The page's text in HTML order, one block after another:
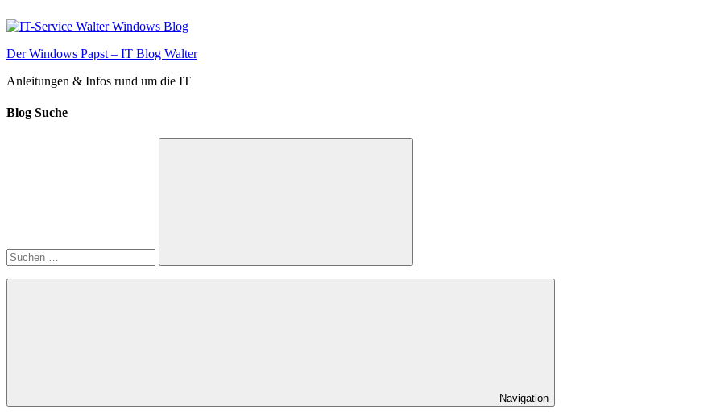
Inhalt
Der Windows Papst – IT Blog Walter
Anleitungen & Infos rund um die IT
Blog Suche
Suchen
Navigation